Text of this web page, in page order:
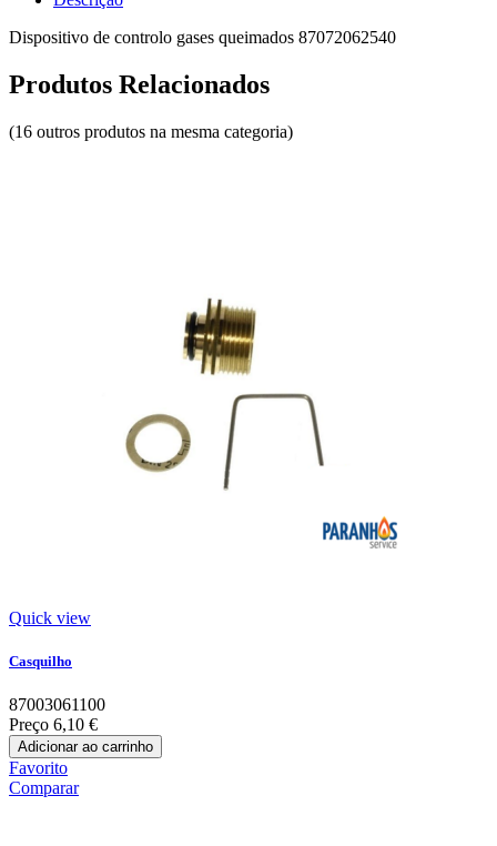
Dispositivo de controlo gases queimados 87072062540
Produtos Relacionados
(16 outros produtos na mesma categoria)
Quick view
Casquilho
87003061100
Preço 6,10 €
Adicionar ao carrinho
Favorito
Comparar